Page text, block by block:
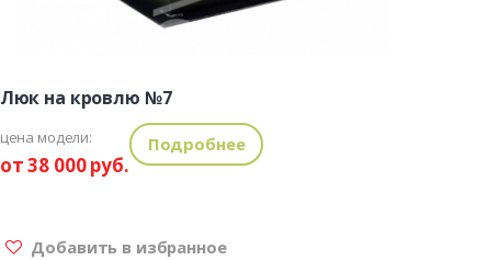
Люк на кровлю №7
цена модели:
от 38 000 руб.
Подробнее
Добавить в избранное